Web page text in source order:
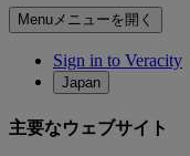
Menuメニューを開く
Sign in to Veracity
Japan
主要なウェブサイト